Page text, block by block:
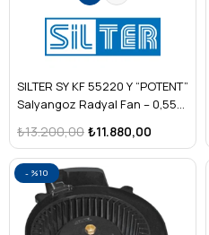
SILTER SY KF 55220 Y “POTENT”
Salyangoz Radyal Fan – 0,55
₺11.880,00
₺13.200,00
%10